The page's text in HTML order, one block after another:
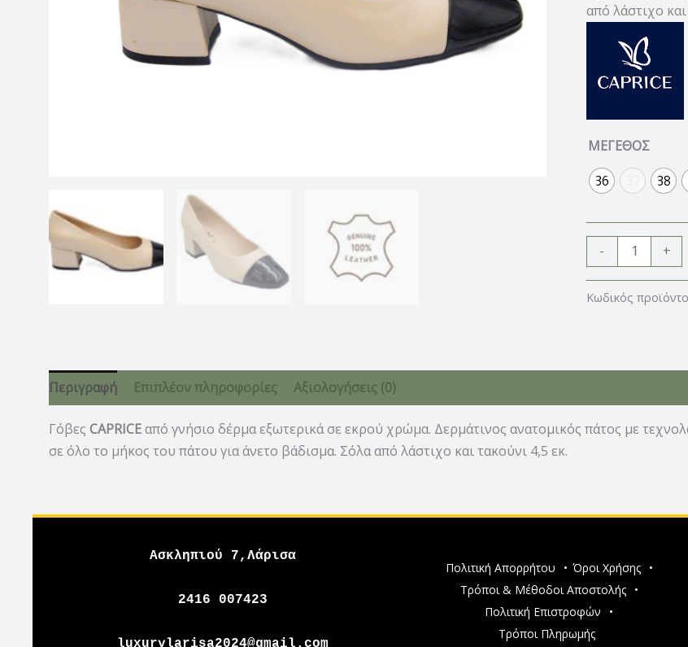
από λάστιχο
ΜΕΓΕΘΟΣ
36
38
- +
Κωδικός
Περιγραφή Επιπλέον πληροφορίες Αξιολογήσεις (0)
Γόβες CAPRICEαπό γνήσιο δέρμα εξωτερικά σε εκρού χρώμα. Δερμάτινος ανατομικός πάτος με
σε όλο το μήκος του πάτου για άνετο βάδισμα. Σόλα από λάστιχο και τακούνι 4,5 εκ.
Ασκληπιού 7,Λάρισα
2416 007423
luxurylarisa2024@gmail.com
Πολιτική Απορρήτου • Όροι Χρήσης
•
Τρόποι & Μέθοδοι Αποστολής
•
Πολιτική Επιστροφών
•
Τρόποι Πληρωμής